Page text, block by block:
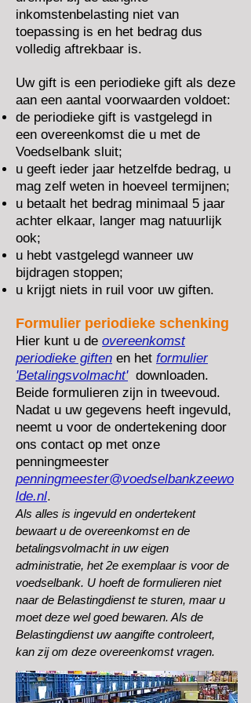
inkomstenbelasting niet van
toepassing is en het bedrag dus
volledig aftrekbaar is.
Uw gift is een periodieke gift als deze
aan een aantal voorwaarden voldoet:​
de periodieke gift is vastgelegd in
een overeenkomst die u met de
Voedselbank sluit;
u geeft ieder jaar hetzelfde bedrag, u
mag zelf weten in hoeveel termijnen;
u betaalt het bedrag minimaal 5 jaar
achter elkaar, langer mag natuurlijk
ook;
u hebt vastgelegd wanneer uw
bijdragen stoppen;
u krijgt niets in ruil voor uw giften.
Formulier periodieke schenking
Hier kunt u de overeenkomst
periodieke giften en het formulier
'Betalingsvolmacht' downloaden.
Beide formulieren zijn in tweevoud.
Nadat u uw gegevens heeft ingevuld,
neemt u voor de ondertekening door
ons contact op met onze
penningmeester
penningmeester@voedselbankzeewo
lde.nl.
Als alles is ingevuld en ondertekent
bewaart u de overeenkomst en de
betalingsvolmacht in uw eigen
administratie, het 2e exemplaar is voor de
voedselbank. U hoeft de formulieren niet
naar de Belastingdienst te sturen, maar u
moet deze wel goed bewaren. Als de
Belastingdienst uw aangifte controleert,
kan zij om deze overeenkomst vragen.